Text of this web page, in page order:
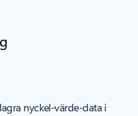
nyckel-värde-data i